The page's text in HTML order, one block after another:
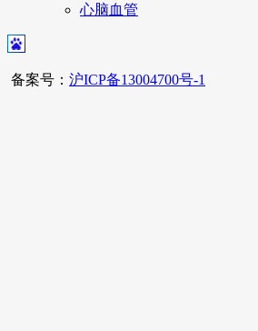
心脑血管
备案号： 沪ICP备13004700号-1